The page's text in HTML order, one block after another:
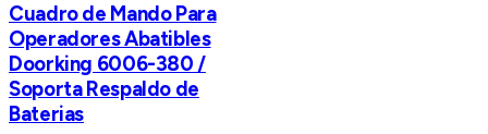
Cuadro de Mando Para
Operadores Abatibles
Doorking 6006-380 /
Soporta Respaldo de
Baterias